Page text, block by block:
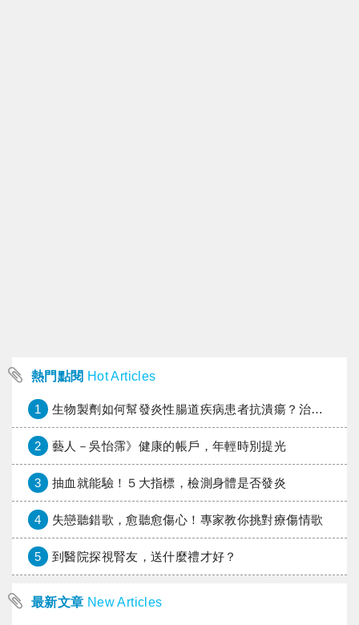
熱門點閱 Hot Articles
1 生物製劑如何幫發炎性腸道疾病患者抗潰瘍？治療進展與健保給付困境一次看
2 藝人－吳怡霈》健康的帳戶，年輕時別提光
3 抽血就能驗！５大指標，檢測身體是否發炎
4 失戀聽錯歌，愈聽愈傷心！專家教你挑對療傷情歌
5 到醫院探視腎友，送什麼禮才好？
最新文章 New Articles